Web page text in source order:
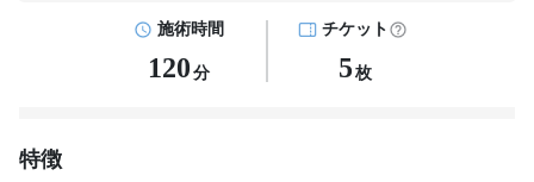
施術時間
120 分
チケット
5 枚
特徴